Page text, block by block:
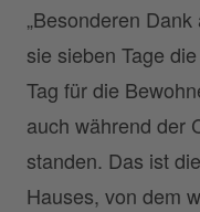
„Besonderen
sie sieben Tage
Tag für die
auch während der
standen. Das ist
Hauses, von dem